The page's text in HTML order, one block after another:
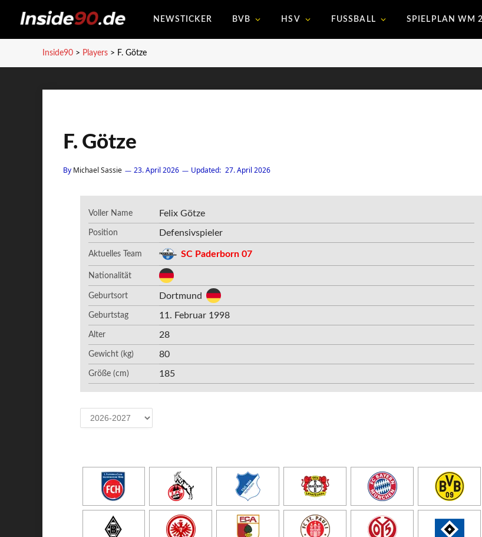
NEWSTICKER BVB HSV FUSSBALL SPIELPLAN WM
Inside90 > Players > F. Götze
F. Götze
By Michael Sassie 23. April 2026 Updated: 27. April 2026
Voller Name Felix Götze
Position Defensivspieler
Aktuelles Team SC Paderborn 07
Nationalität
Geburtsort Dortmund
Geburtstag 11. Februar 1998
Alter 28
Gewicht (kg) 80
Größe (cm) 185